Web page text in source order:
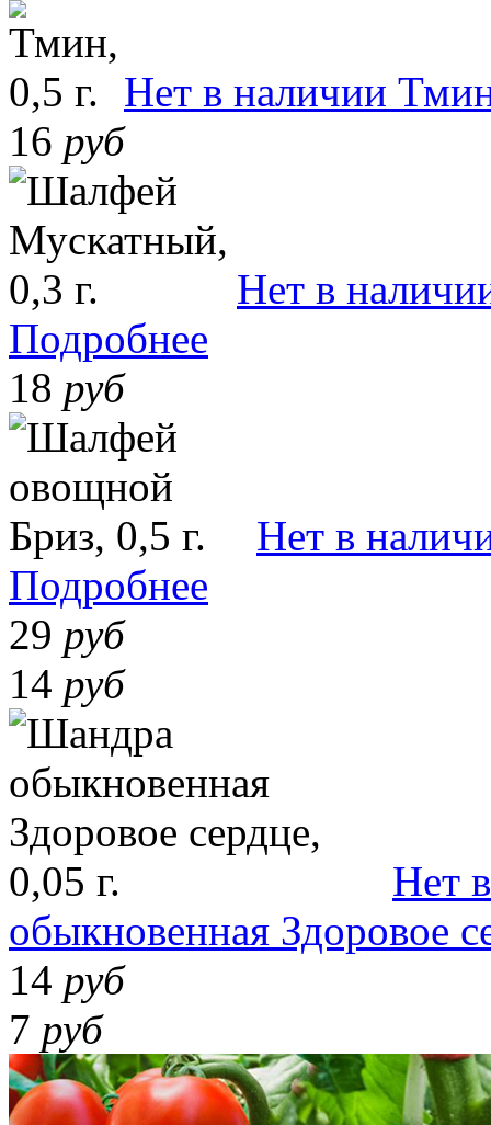
Нет в наличии
16 руб
Нет в
Подробнее
18 руб
Нет в
Подробнее
29 руб
14 руб
Нет
обыкновенная Здоровое
14 руб
7 руб